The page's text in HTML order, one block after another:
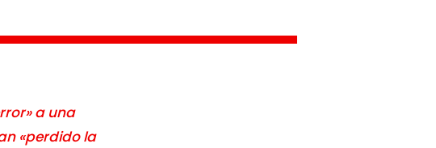
a una
«perdido la